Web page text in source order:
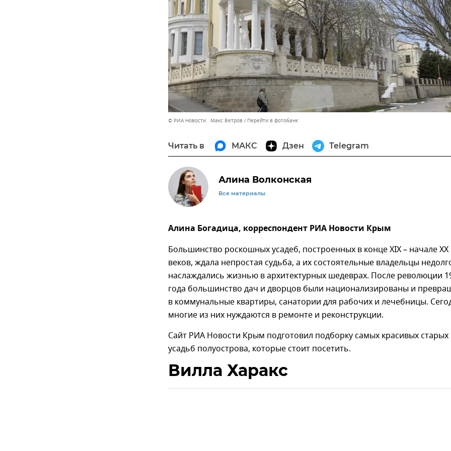
© РИА Новости . Макс Ветров Перейти в фотобанк
Читать в МАКС Дзен Telegram
Алина Волконская
Все материалы
Алина Богадица, корреспондент РИА Новости Крым
Большинство роскошных усадеб, построенных в конце XIX – начале XX
веков, ждала непростая судьба, а их состоятельные владельцы
наслаждались жизнью в архитектурных шедеврах. После революции
года большинство дач и дворцов были национализированы и
в коммунальные квартиры, санатории для рабочих и лечебницы.
многие из них нуждаются в ремонте и реконструкции.
Сайт РИА Новости Крым подготовил подборку самых красивых старых
усадьб полуострова, которые стоит посетить.
Вилла Харакс